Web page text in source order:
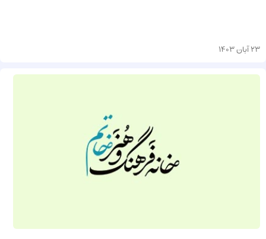
23 آبان 1403